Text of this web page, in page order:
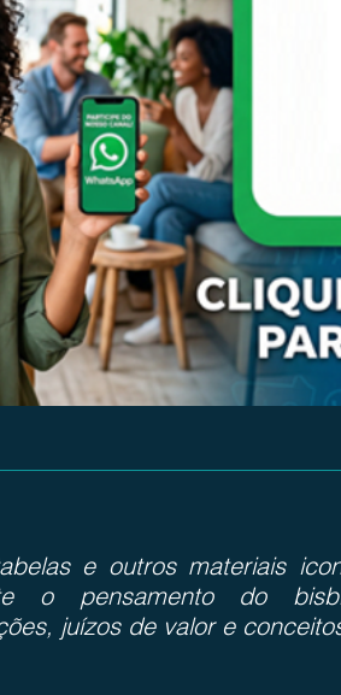
e outros materiais
o pensamento do
juízos de valor e